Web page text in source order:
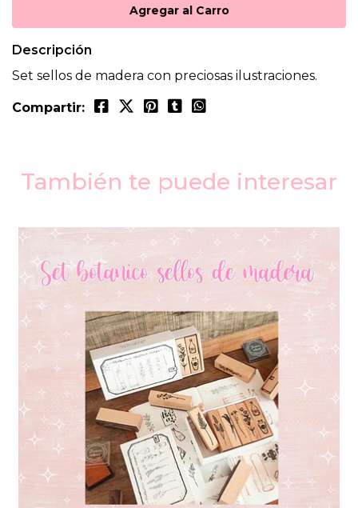
Descripción
Set sellos de madera con preciosas ilustraciones.
Compartir:
También te puede interesar